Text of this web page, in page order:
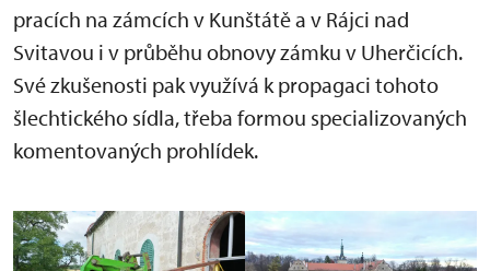
pracích na zámcích v Kunštátě a v Rájci nad
Svitavou i v průběhu obnovy zámku v Uherčicích.
Své zkušenosti pak využívá k propagaci tohoto
šlechtického sídla, třeba formou specializovaných
komentovaných prohlídek.